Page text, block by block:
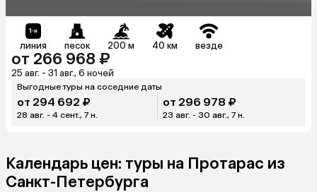
линия песок 200 м 40 км везде
от 266 968 ₽
25 авг. - 31 авг., 6 ночей
Выгодные туры на соседние даты
от 294 692 ₽
28 авг. - 4 сент., 7 н.
от 296 978 ₽
23 авг. - 30 авг., 7 н.
Календарь цен: туры на Протарас из
Санкт-Петербурга